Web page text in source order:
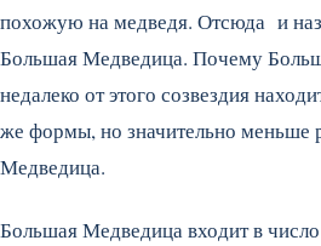
похожую на медведя. Отсюда и
Большая Медведица. Почему
недалеко от этого созвездия
же формы, но значительно меньше
Медведица.
Большая Медведица входит в